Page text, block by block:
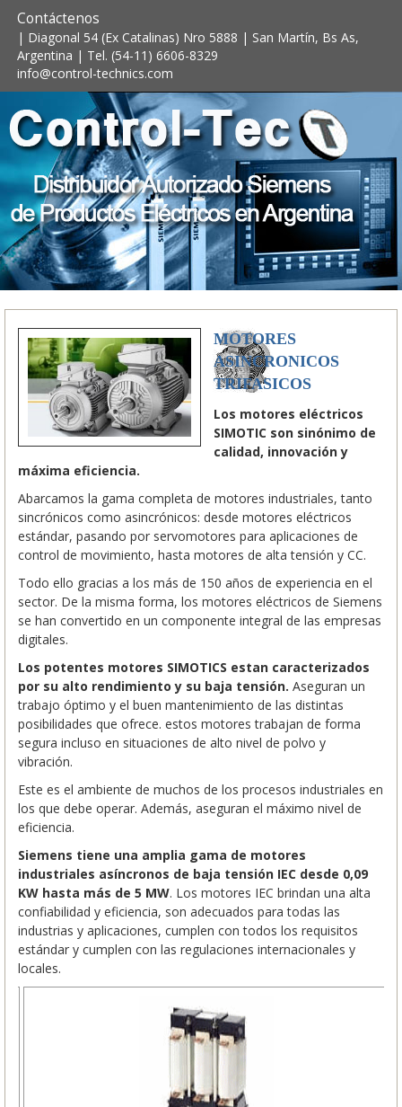
Contáctenos
| Diagonal 54 (Ex Catalinas) Nro 5888 | San Martín, Bs As,
Argentina | Tel. (54-11) 6606-8329
info@control-technics.com
MOTORES
ASINCRONICOS
TRIFASICOS
Los motores eléctricos
SIMOTIC son sinónimo de
calidad, innovación y
máxima eficiencia.
Abarcamos la gama completa de motores industriales, tanto
sincrónicos como asincrónicos: desde motores eléctricos
estándar, pasando por servomotores para aplicaciones de
control de movimiento, hasta motores de alta tensión y CC.
Todo ello gracias a los más de 150 años de experiencia en el
sector. De la misma forma, los motores eléctricos de Siemens
se han convertido en un componente integral de las empresas
digitales.
Los potentes motores SIMOTICS estan caracterizados
por su alto rendimiento y su baja tensión. Aseguran un
trabajo óptimo y el buen mantenimiento de las distintas
posibilidades que ofrece. estos motores trabajan de forma
segura incluso en situaciones de alto nivel de polvo y
vibración.
Este es el ambiente de muchos de los procesos industriales en
los que debe operar. Además, aseguran el máximo nivel de
eficiencia.
Siemens tiene una amplia gama de motores
industriales asíncronos de baja tensión IEC desde 0,09
KW hasta más de 5 MW. Los motores IEC brindan una alta
confiabilidad y eficiencia, son adecuados para todas las
industrias y aplicaciones, cumplen con todos los requisitos
estándar y cumplen con las regulaciones internacionales y
locales.